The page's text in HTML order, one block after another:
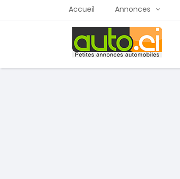
Accueil Annonces